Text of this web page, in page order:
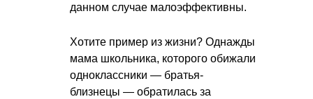
данном случае малоэффективны.
Хотите пример из жизни? Однажды
мама школьника, которого обижали
одноклассники — братья-
близнецы — обратилась за